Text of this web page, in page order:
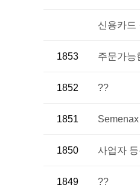
신용카드
1853 주문가능
1852 ??
1851 Semenax
1850 사업자
1849 ??